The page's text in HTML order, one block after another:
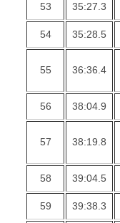
53 35:27.3
54 35:28.5
55 36:36.4
56 38:04.9
57 38:19.8
58 39:04.5
59 39:38.3